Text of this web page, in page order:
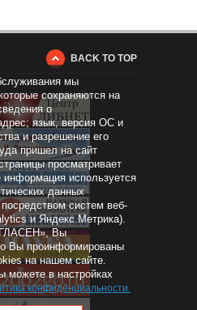
BACK TO TOP
мы
сохраняются на
о
язык, версия ОС и
и разрешение его
пришел на сайт
просматривает
информация используется
данных
систем веб-
и Яндекс.Метрика).
Вы
Вы проинформированы
на нашем сайте.
можете в настройках
конфиденциальности.